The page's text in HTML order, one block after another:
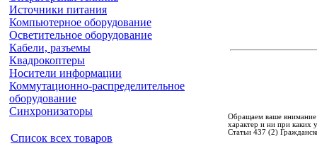
Источники питания
Компьютерное оборудование
Осветительное оборудование
Кабели, разъемы
Квадрокоптеры
Носители информации
Коммутационно-распределительное
оборудование
Синхронизаторы
Список всех товаров
Обращаем ваше
характер и ни при каких
Статьи 437 (2)